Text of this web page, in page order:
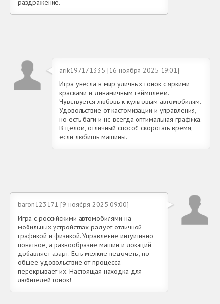
раздражение.
arik197171335 [16 ноября 2025 19:01]
Игра унесла в мир уличных гонок с яркими
красками и динамичным геймплеем.
Чувствуется любовь к культовым автомобилям.
Удовольствие от кастомизации и управления,
но есть баги и не всегда оптимальная графика.
В целом, отличный способ скоротать время,
если любишь машины.
baron123171 [9 ноября 2025 09:00]
Игра с российскими автомобилями на
мобильных устройствах радует отличной
графикой и физикой. Управление интуитивно
понятное, а разнообразие машин и локаций
добавляет азарт. Есть мелкие недочеты, но
общее удовольствие от процесса
перекрывает их. Настоящая находка для
любителей гонок!